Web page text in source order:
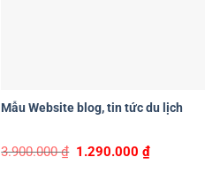
Mẫu Website blog, tin tức du lịch
3.900.000₫ Original
1.290.000 ₫Current
price